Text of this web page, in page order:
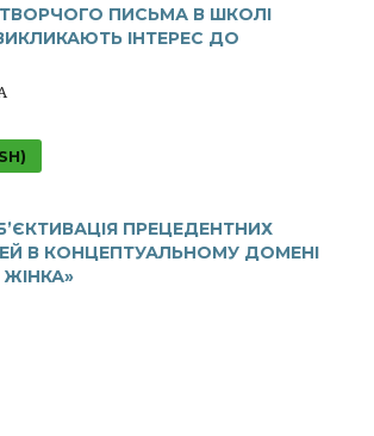
ПИСЬМА В ШКОЛІ
ІНТЕРЕС ДО
ПРЕЦЕДЕНТНИХ
В КОНЦЕПТУАЛЬНОМУ ДОМЕНІ
ЖІНКА»